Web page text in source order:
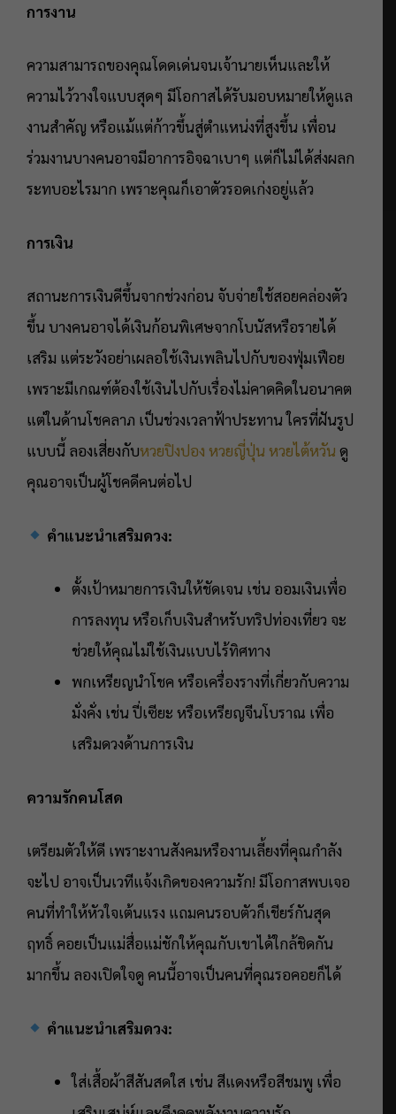
การงาน
ความสามารถของคุณโดดเด่นจนเจ้านายเห็นและให้
ความไว้วางใจแบบสุดๆ มีโอกาสได้รับมอบหมายให้ดูแล
งานสำคัญ หรือแม้แต่ก้าวขึ้นสู่ตำแหน่งที่สูงขึ้น เพื่อน
ร่วมงานบางคนอาจมีอาการอิจฉาเบาๆ แต่ก็ไม่ได้ส่งผลก
ระทบอะไรมาก เพราะคุณก็เอาตัวรอดเก่งอยู่แล้ว
การเงิน
สถานะการเงินดีขึ้นจากช่วงก่อน จับจ่ายใช้สอยคล่องตัว
ขึ้น บางคนอาจได้เงินก้อนพิเศษจากโบนัสหรือรายได้
เสริม แต่ระวังอย่าเผลอใช้เงินเพลินไปกับของฟุ่มเฟือย
เพราะมีเกณฑ์ต้องใช้เงินไปกับเรื่องไม่คาดคิดในอนาคต
แต่ในด้านโชคลาภ เป็นช่วงเวลาฟ้าประทาน ใครที่ฝันรูป
แบบนี้ ลองเสี่ยงกับหวยปิงปอง หวยญี่ปุ่น หวยไต้หวัน ดู
คุณอาจเป็นผู้โชคดีคนต่อไป
คำแนะนำเสริมดวง:
ตั้งเป้าหมายการเงินให้ชัดเจน เช่น ออมเงินเพื่อ
การลงทุน หรือเก็บเงินสำหรับทริปท่องเที่ยว จะ
ช่วยให้คุณไม่ใช้เงินแบบไร้ทิศทาง
พกเหรียญนำโชค หรือเครื่องรางที่เกี่ยวกับความ
มั่งคั่ง เช่น ปี่เซียะ หรือเหรียญจีนโบราณ เพื่อ
เสริมดวงด้านการเงิน
ความรักคนโสด
เตรียมตัวให้ดี เพราะงานสังคมหรืองานเลี้ยงที่คุณกำลัง
จะไป อาจเป็นเวทีแจ้งเกิดของความรัก! มีโอกาสพบเจอ
คนที่ทำให้หัวใจเต้นแรง แถมคนรอบตัวก็เชียร์กันสุด
ฤทธิ์ คอยเป็นแม่สื่อแม่ชักให้คุณกับเขาได้ใกล้ชิดกัน
มากขึ้น ลองเปิดใจดู คนนี้อาจเป็นคนที่คุณรอคอยก็ได้
คำแนะนำเสริมดวง:
ใส่เสื้อผ้าสีสันสดใส เช่น สีแดงหรือสีชมพู เพื่อ